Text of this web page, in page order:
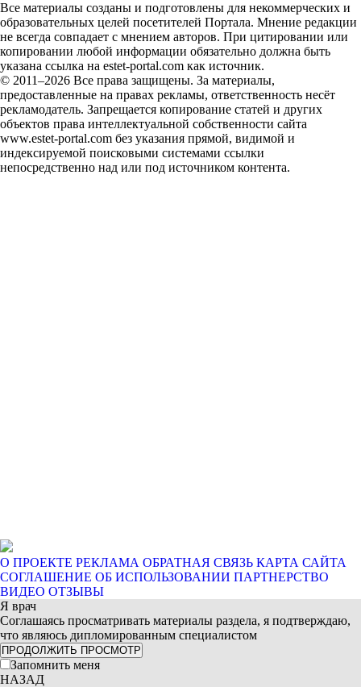
Все материалы созданы и подготовлены для некоммерческих и
образовательных целей посетителей Портала. Мнение редакции
не всегда совпадает с мнением авторов. При цитировании или
копировании любой информации обязательно должна быть
указана ссылка на estet-portal.com как источник.
© 2011–2026 Все права защищены. За материалы,
предоставленные на правах рекламы, ответственность несёт
рекламодатель. Запрещается копирование статей и других
объектов права интеллектуальной собственности сайта
www.estet-portal.com без указания прямой, видимой и
индексируемой поисковыми системами ссылки
непосредственно над или под источником контента.
О ПРОЕКТЕ РЕКЛАМА ОБРАТНАЯ СВЯЗЬ КАРТА САЙТА
СОГЛАШЕНИЕ ОБ ИСПОЛЬЗОВАНИИ ПАРТНЕРСТВО
ВИДЕО ОТЗЫВЫ
Я врач
Соглашаясь просматривать материалы раздела, я подтверждаю,
что являюсь дипломированным специалистом
ПРОДОЛЖИТЬ ПРОСМОТР
Запомнить меня
НАЗАД